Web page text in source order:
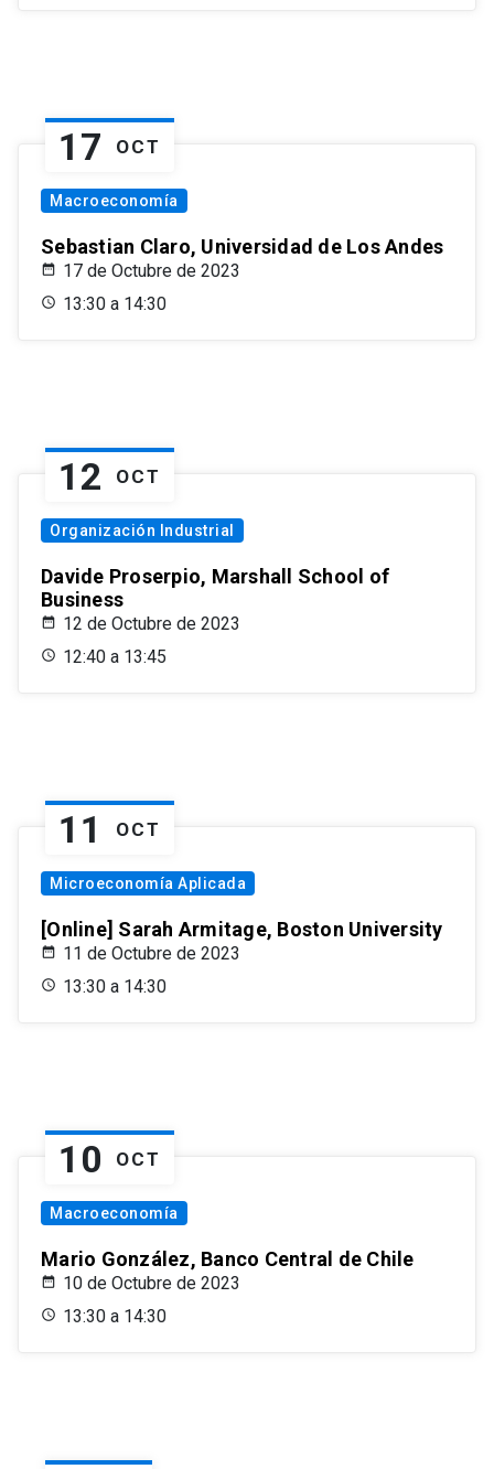
17 OCT
Macroeconomía
Sebastian Claro, Universidad de Los Andes
17 de Octubre de 2023
13:30 a 14:30
12 OCT
Organización Industrial
Davide Proserpio, Marshall School of
Business
12 de Octubre de 2023
12:40 a 13:45
11 OCT
Microeconomía Aplicada
[Online] Sarah Armitage, Boston University
11 de Octubre de 2023
13:30 a 14:30
10 OCT
Macroeconomía
Mario González, Banco Central de Chile
10 de Octubre de 2023
13:30 a 14:30